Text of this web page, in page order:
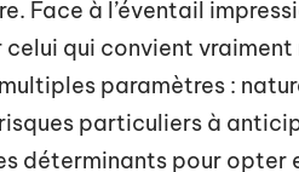
Face à l’éventail
qui convient
paramètres :
particuliers à
déterminants pour opter